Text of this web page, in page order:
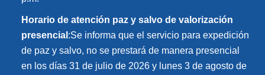
Horario de atención paz y salvo de valorización
presencial :Se informa que el servicio para expedición
de paz y salvo, no se prestará de manera presencial
en los días 31 de julio de 2026 y lunes 3 de agosto de